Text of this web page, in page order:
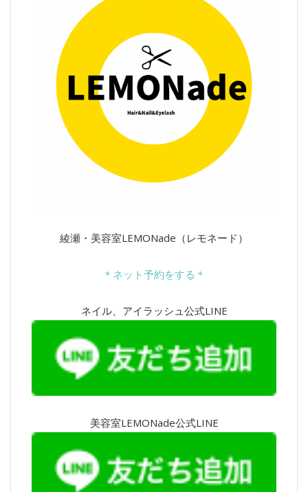
綾瀬・美容室LEMONade（レモネード）
＊ネット予約をする＊
ネイル、アイラッシュ公式LINE
美容室LEMONade公式LINE